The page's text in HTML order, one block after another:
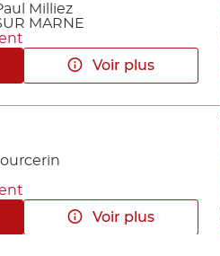
Milliez
MARNE
Voir plus
Voir plus